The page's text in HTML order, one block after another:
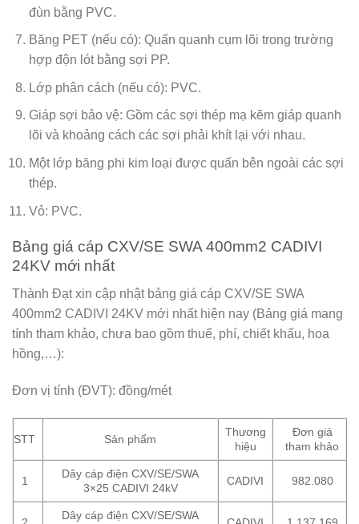
đùn bằng PVC.
Băng PET (nếu có): Quấn quanh cụm lõi trong trường
hợp độn lót bằng sợi PP.
Lớp phân cách (nếu có): PVC.
Giáp sợi bảo vệ: Gồm các sợi thép mạ kẽm giáp quanh
lõi và khoảng cách các sợi phải khít lại với nhau.
Một lớp băng phi kim loại được quấn bên ngoài các sợi
thép.
Vỏ: PVC.
Bảng giá cáp CXV/SE SWA 400mm2 CADIVI
24KV mới nhất
Thành Đạt xin cập nhật bảng giá cáp CXV/SE SWA
400mm2 CADIVI 24KV mới nhất hiện nay (Bảng giá mang
tính tham khảo, chưa bao gồm thuế, phí, chiết khấu, hoa
hồng,…):
Đơn vị tính (ĐVT): đồng/mét
STT Sản phẩm
Thương
hiệu
Đơn giá
tham khảo
1
Dây cáp điện CXV/SE/SWA
3×25 CADIVI 24kV
CADIVI 982.080
Dây cáp điện CXV/SE/SWA